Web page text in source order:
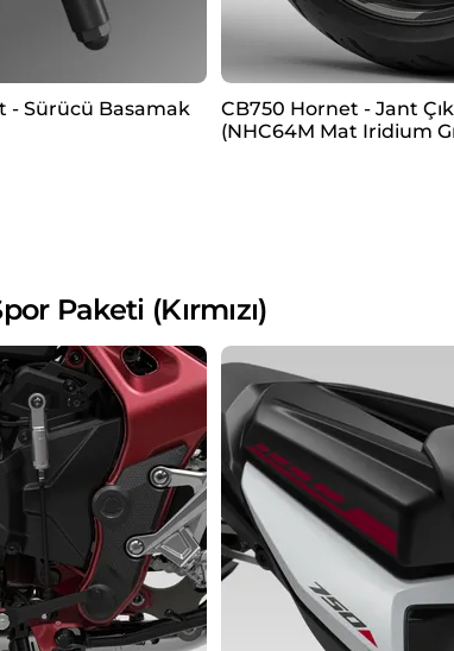
- Sürücü Basamak
CB750 Hornet - Jant
(NHC64M Mat Iridium
Paketi (Kırmızı)